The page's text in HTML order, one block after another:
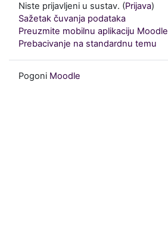
Niste prijavljeni u sustav. (Prijava)
Sažetak čuvanja podataka
Preuzmite mobilnu aplikaciju Moodle
Prebacivanje na standardnu temu
Pogoni Moodle